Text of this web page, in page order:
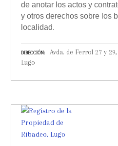
de anotar los actos y
y otros derechos sobre los
localidad.
DIRECCIÓN
Avda. de Ferrol 27 y
Lugo